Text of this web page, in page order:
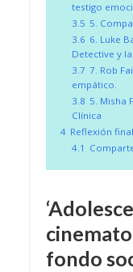
testigo
3.5 5.
3.6 6. Luke
Detective y
3.7 7. Rob
empático.
3.8 5. Misha
Clínica
4 Reflexión final
4.1
fondo